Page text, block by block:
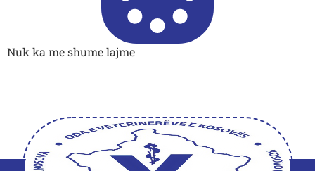
Nuk ka me shume lajme